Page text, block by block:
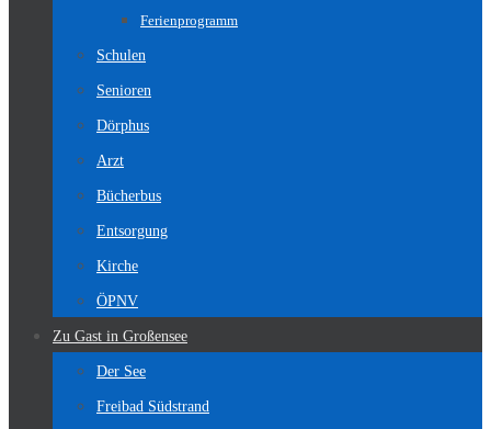
Ferienprogramm
Schulen
Senioren
Dörphus
Arzt
Bücherbus
Entsorgung
Kirche
ÖPNV
Zu Gast in Großensee
Der See
Freibad Südstrand